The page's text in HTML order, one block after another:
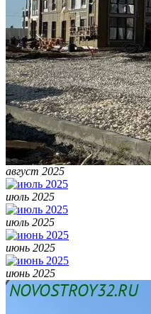
август 2025
июль 2025
июль 2025
июнь 2025
июнь 2025